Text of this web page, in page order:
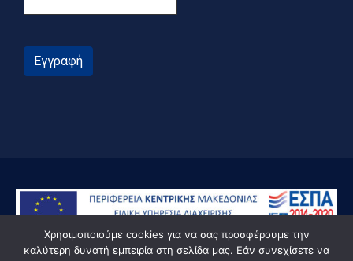
Εγγραφή
Χρησιμοποιούμε cookies για να σας προσφέρουμε την
καλύτερη δυνατή εμπειρία στη σελίδα μας. Εάν συνεχίσετε να